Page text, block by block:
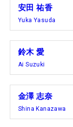
安田 祐香
Yuka Yasuda
鈴木 愛
Ai Suzuki
金澤 志奈
Shina Kanazawa